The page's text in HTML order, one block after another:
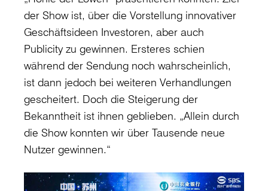
der Show ist, über die Vorstellung innovativer
Geschäftsideen Investoren, aber auch
Publicity zu gewinnen. Ersteres schien
während der Sendung noch wahrscheinlich,
ist dann jedoch bei weiteren Verhandlungen
gescheitert. Doch die Steigerung der
Bekanntheit ist ihnen geblieben. „Allein durch
die Show konnten wir über Tausende neue
Nutzer gewinnen.“